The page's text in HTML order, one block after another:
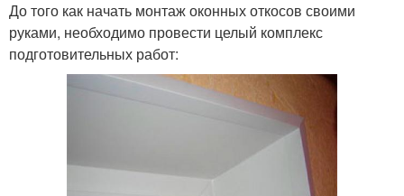
До того как начать монтаж оконных откосов своими
руками, необходимо провести целый комплекс
подготовительных работ: